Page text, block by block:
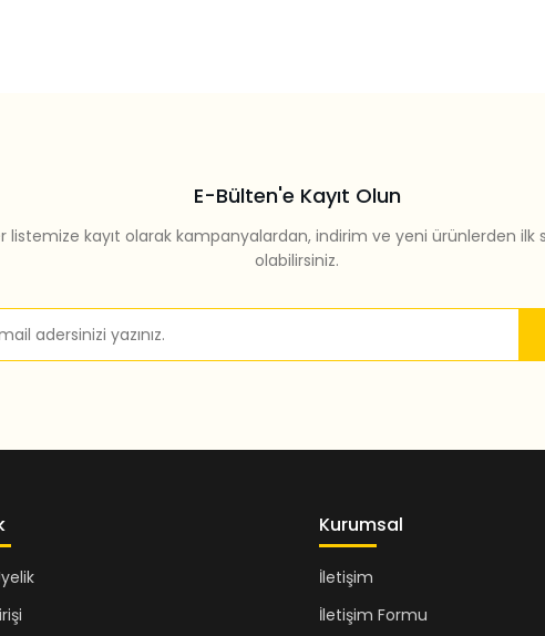
Gönder
E-Bülten'e Kayıt Olun
listemize kayıt olarak kampanyalardan, indirim ve yeni ürünlerden ilk
olabilirsiniz.
Kurumsal
İletişim
İletişim Formu